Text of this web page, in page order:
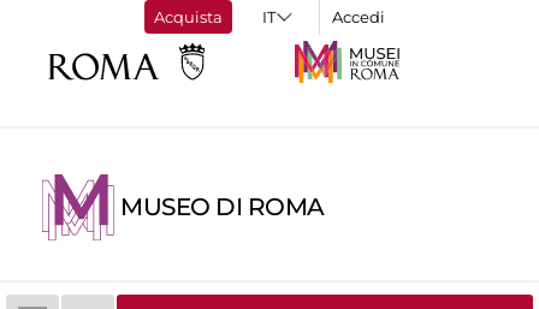
Acquista Accedi
MUSEO DI ROMA